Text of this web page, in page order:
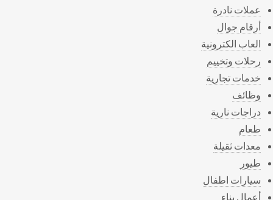
عملات نادرة
أرقام جوال
العاب الكترونية
رحلات وتخييم
خدمات تجارية
وظائف
دراجات نارية
طعام
معدات ثقيلة
طيور
سيارات اطفال
أعمال بناء